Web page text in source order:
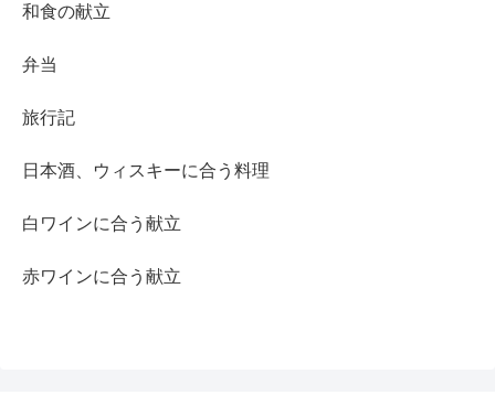
和食の献立
弁当
旅行記
日本酒、ウィスキーに合う料理
白ワインに合う献立
赤ワインに合う献立